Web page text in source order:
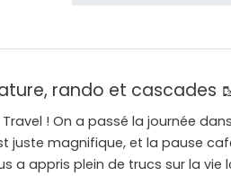
rando et cascades
! On a passé la journée
juste magnifique, et la pause
a appris plein de trucs sur la